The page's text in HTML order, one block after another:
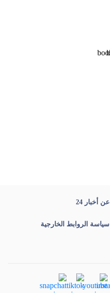
عن أخبار 24
سياسة الروابط الخارجية